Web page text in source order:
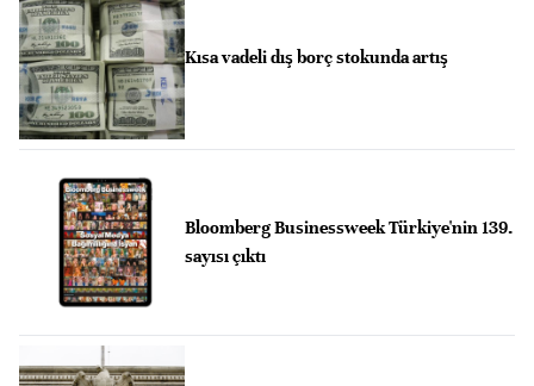
Kısa vadeli dış borç stokunda artış
Bloomberg Businessweek Türkiye'nin 139.
sayısı çıktı